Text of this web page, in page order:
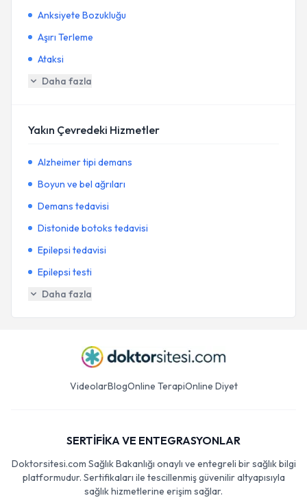
Anksiyete Bozukluğu
Aşırı Terleme
Ataksi
Daha fazla
Yakın Çevredeki Hizmetler
Alzheimer tipi demans
Boyun ve bel ağrıları
Demans tedavisi
Distonide botoks tedavisi
Epilepsi tedavisi
Epilepsi testi
Daha fazla
VideolarBlogOnline TerapiOnline Diyet
SERTİFİKA VE ENTEGRASYONLAR
Doktorsitesi.com Sağlık Bakanlığı onaylı ve entegreli bir sağlık bilgi
platformudur. Sertifikaları ile tescillenmiş güvenilir altyapısıyla
sağlık hizmetlerine erişim sağlar.